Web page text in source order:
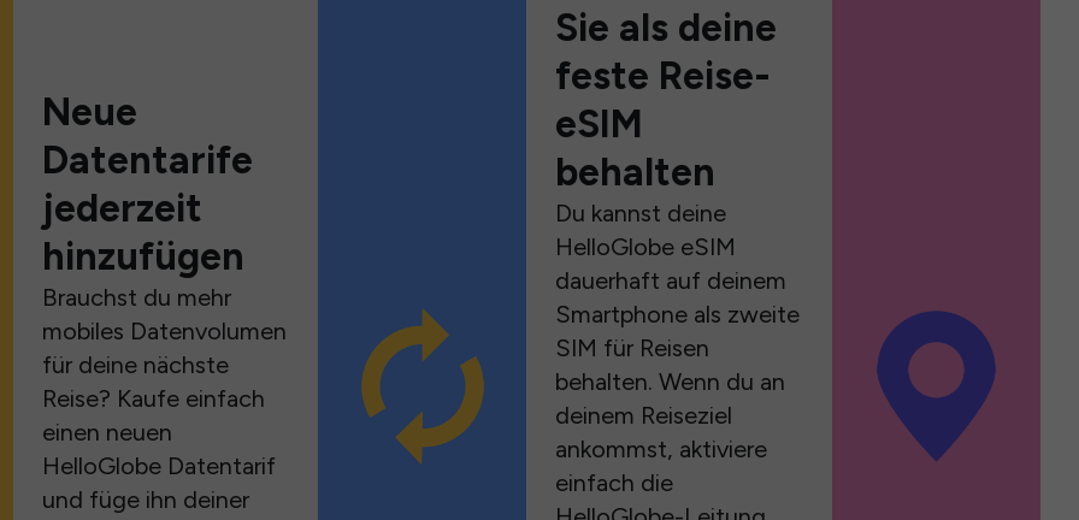
Neue
Datentarife
jederzeit
hinzufügen
Brauchst du mehr
mobiles Datenvolumen
für deine nächste
Reise? Kaufe einfach
einen neuen
HelloGlobe Datentarif
und füge ihn deiner
Sie als deine
feste Reise-
eSIM
behalten
Du kannst deine
HelloGlobe eSIM
dauerhaft auf deinem
Smartphone als zweite
SIM für Reisen
behalten. Wenn du an
deinem Reiseziel
ankommst, aktiviere
einfach die